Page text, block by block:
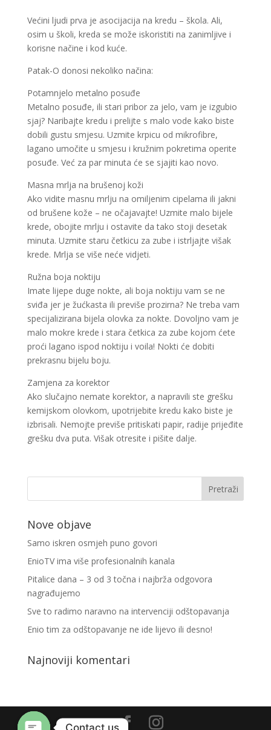
Većini ljudi prva je asocijacija na kredu – škola. Ali,
osim u školi, kreda se može iskoristiti na zanimljive i
korisne načine i kod kuće.
Patak-O donosi nekoliko načina:
Potamnjelo metalno posuđe
Metalno posuđe, ili stari pribor za jelo, vam je izgubio
sjaj? Naribajte kredu i prelijte s malo vode kako biste
dobili gustu smjesu. Uzmite krpicu od mikrofibre,
lagano umočite u smjesu i kružnim pokretima operite
posuđe. Već za par minuta će se sjajiti kao novo.
Masna mrlja na brušenoj koži
Ako vidite masnu mrlju na omiljenim cipelama ili jakni
od brušene kože – ne očajavajte! Uzmite malo bijele
krede, obojite mrlju i ostavite da tako stoji desetak
minuta. Uzmite staru četkicu za zube i istrljajte višak
krede. Mrlja se više neće vidjeti.
Ružna boja noktiju
Imate lijepe duge nokte, ali boja noktiju vam se ne
sviđa jer je žućkasta ili previše prozirna? Ne treba vam
specijalizirana bijela olovka za nokte. Dovoljno vam je
malo mokre krede i stara četkica za zube kojom ćete
proći lagano ispod noktiju i voila! Nokti će dobiti
prekrasnu bijelu boju.
Zamjena za korektor
Ako slučajno nemate korektor, a napravili ste grešku
kemijskom olovkom, upotrijebite kredu kako biste je
izbrisali. Nemojte previše pritiskati papir, radije prijeđite
grešku dva puta. Višak otresite i pišite dalje.
Nove objave
Samo iskren osmjeh puno govori
EnioTV ima više profesionalnih kanala
Pitalice dana – 3 od 3 točna i najbrža odgovora
nagrađujemo
Sve to radimo naravno na intervenciji odštopavanja
Enio tim za odštopavanje ne ide lijevo ili desno!
Najnoviji komentari
Contact us